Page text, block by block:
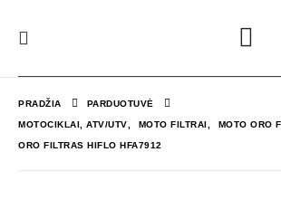
PRADŽIA PARDUOTUVĖ
MOTOCIKLAI, ATV/UTV MOTO FILTRAI MOTO ORO
ORO FILTRAS HIFLO HFA7912